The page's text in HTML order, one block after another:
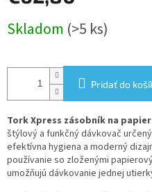
cena:
Skladom (>5 ks)
Pridať do
Tork Xpress zásobník na
štýlový a funkčný dávkovač
efektívna hygiena a moderný
používanie so zloženými
umožňujú dávkovanie jednej